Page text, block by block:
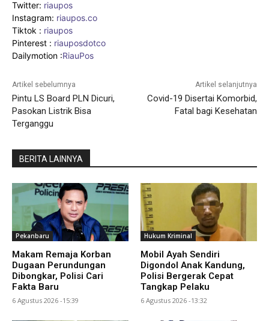
Twitter: riaupos
Instagram: riaupos.co
Tiktok : riaupos
Pinterest : riauposdotco
Dailymotion :RiauPos
Artikel sebelumnya
Pintu LS Board PLN Dicuri,
Pasokan Listrik Bisa
Terganggu
Artikel selanjutnya
Covid-19 Disertai Komorbid,
Fatal bagi Kesehatan
BERITA LAINNYA
Pekanbaru
Makam Remaja Korban
Dugaan Perundungan
Dibongkar, Polisi Cari
Fakta Baru
6 Agustus 2026 -15:39
Hukum Kriminal
Mobil Ayah Sendiri
Digondol Anak Kandung,
Polisi Bergerak Cepat
Tangkap Pelaku
6 Agustus 2026 -13:32